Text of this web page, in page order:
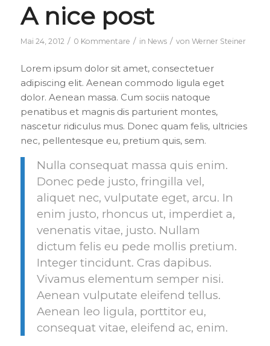
A nice post
Mai 24, 2012 / 0 Kommentare / in News / von Werner Steiner
Lorem ipsum dolor sit amet, consectetuer
adipiscing elit. Aenean commodo ligula eget
dolor. Aenean massa. Cum sociis natoque
penatibus et magnis dis parturient montes,
nascetur ridiculus mus. Donec quam felis, ultricies
nec, pellentesque eu, pretium quis, sem.
Nulla consequat massa quis enim.
Donec pede justo, fringilla vel,
aliquet nec, vulputate eget, arcu. In
enim justo, rhoncus ut, imperdiet a,
venenatis vitae, justo. Nullam
dictum felis eu pede mollis pretium.
Integer tincidunt. Cras dapibus.
Vivamus elementum semper nisi.
Aenean vulputate eleifend tellus.
Aenean leo ligula, porttitor eu,
consequat vitae, eleifend ac, enim.